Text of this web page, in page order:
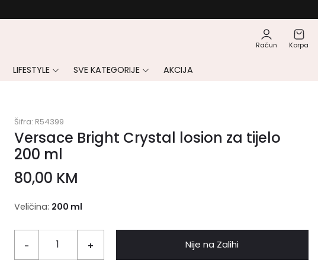
Račun Korpa
LIFESTYLE SVE KATEGORIJE AKCIJA
Šifra: R54399
Versace Bright Crystal losion za tijelo
200 ml
80,00 KM
Veličina: 200 ml
- + Nije na Zalihi